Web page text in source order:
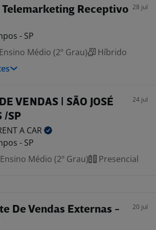
Telemarketing Receptivo 28 jul
- SP
Ensino Médio (2º Grau)
Híbrido
VENDAS | SÃO JOSÉ
/SP
24 jul
A CAR
- SP
Ensino Médio (2º Grau) Presencial
De Vendas Externas -
20 jul